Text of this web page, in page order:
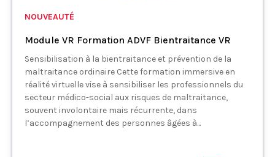
NOUVEAUTÉ
Module VR Formation ADVF Bientraitance VR
Sensibilisation à la bientraitance et prévention de la
maltraitance ordinaire Cette formation immersive en
réalité virtuelle vise à sensibiliser les professionnels du
secteur médico-social aux risques de maltraitance,
souvent involontaire mais récurrente, dans
l’accompagnement des personnes âgées à...